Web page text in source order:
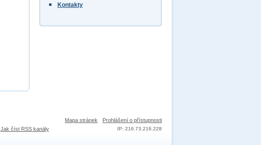
Kontakty
Mapa stránek Prohlášení o přístupnosti
IP: 216.73.216.228
Jak číst RSS kanály